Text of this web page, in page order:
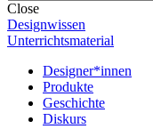
Close
Designwissen
Unterrichtsmaterial
Designer*innen
Produkte
Geschichte
Diskurs